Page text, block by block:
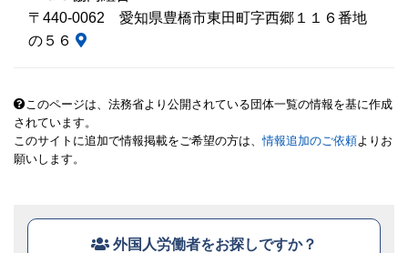
〒440-0062 愛知県豊橋市東田町字西郷１１６番地
の５６
このページは、法務省より公開されている団体一覧の情報を基に作成
されています。
このサイトに追加で情報掲載をご希望の方は、情報追加のご依頼よりお
願いします。
外国人労働者をお探しですか？